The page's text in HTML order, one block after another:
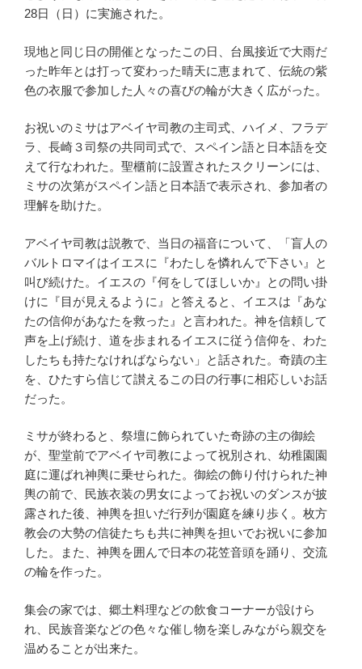
28日（日）に実施された。
現地と同じ日の開催となったこの日、台風接近で大雨だ
った昨年とは打って変わった晴天に恵まれて、伝統の紫
色の衣服で参加した人々の喜びの輪が大きく広がった。
お祝いのミサはアベイヤ司教の主司式、ハイメ、フラデ
ラ、長崎３司祭の共同司式で、スペイン語と日本語を交
えて行なわれた。聖櫃前に設置されたスクリーンには、
ミサの次第がスペイン語と日本語で表示され、参加者の
理解を助けた。
アベイヤ司教は説教で、当日の福音について、「盲人の
バルトロマイはイエスに『わたしを憐れんで下さい』と
叫び続けた。イエスの『何をしてほしいか』との問い掛
けに『目が見えるように』と答えると、イエスは『あな
たの信仰があなたを救った』と言われた。神を信頼して
声を上げ続け、道を歩まれるイエスに従う信仰を、わた
したちも持たなければならない」と話された。奇蹟の主
を、ひたすら信じて讃えるこの日の行事に相応しいお話
だった。
ミサが終わると、祭壇に飾られていた奇跡の主の御絵
が、聖堂前でアベイヤ司教によって祝別され、幼稚園園
庭に運ばれ神輿に乗せられた。御絵の飾り付けられた神
輿の前で、民族衣装の男女によってお祝いのダンスが披
露された後、神輿を担いだ行列が園庭を練り歩く。枚方
教会の大勢の信徒たちも共に神輿を担いでお祝いに参加
した。また、神輿を囲んで日本の花笠音頭を踊り、交流
の輪を作った。
集会の家では、郷土料理などの飲食コーナーが設けら
れ、民族音楽などの色々な催し物を楽しみながら親交を
温めることが出来た。